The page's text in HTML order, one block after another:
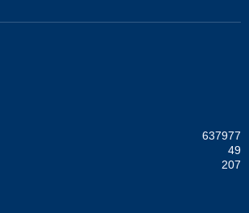
637977
49
207